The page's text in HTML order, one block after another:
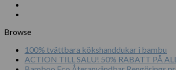
Browse
100% tvättbara kökshanddukar i bambu
ACTION TILL SALU! 50% RABATT PÅ